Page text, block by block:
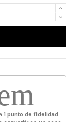
1 punto de fidelidad